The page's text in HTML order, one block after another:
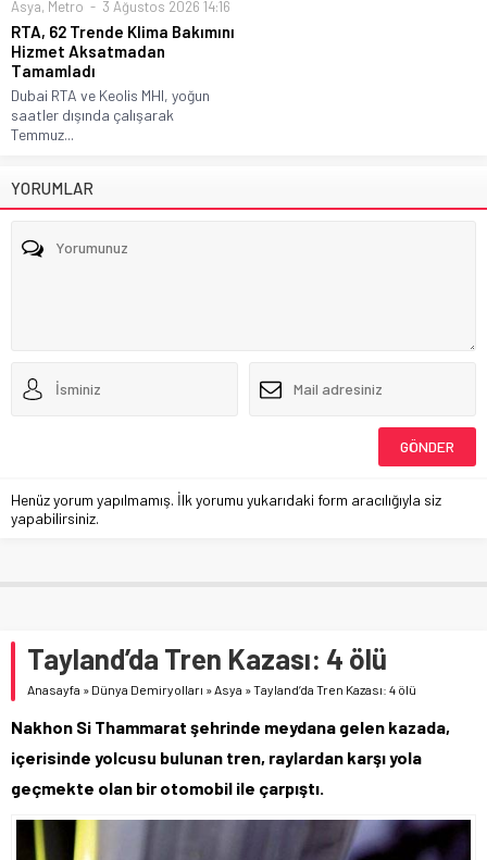
Asya, Metro 3 Ağustos 2026 14:16
RTA, 62 Trende Klima Bakımını
Hizmet Aksatmadan
Tamamladı
Dubai RTA ve Keolis MHI, yoğun
saatler dışında çalışarak
Temmuz...
YORUMLAR
Henüz yorum yapılmamış. İlk yorumu yukarıdaki form aracılığıyla siz
yapabilirsiniz.
Tayland’da Tren Kazası: 4 ölü
Anasayfa » Dünya Demiryolları »Asya »Tayland’da Tren Kazası: 4 ölü
Nakhon Si Thammarat şehrinde meydana gelen kazada,
içerisinde yolcusu bulunan tren, raylardan karşı yola
geçmekte olan bir otomobil ile çarpıştı.